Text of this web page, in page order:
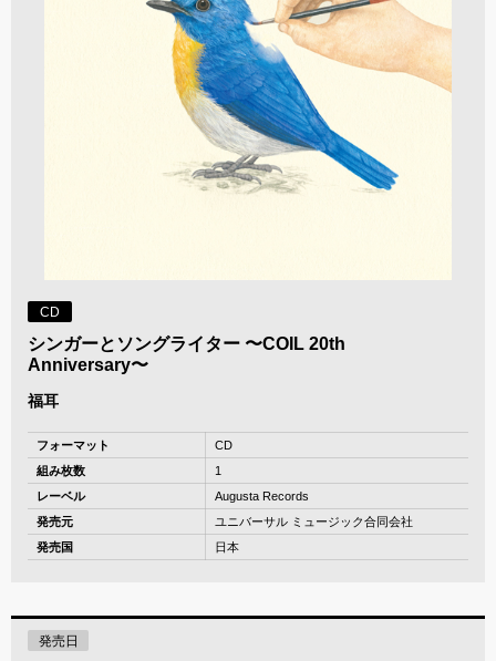
CD
シンガーとソングライター 〜COIL 20th
Anniversary〜
福耳
フォーマット
CD
組み枚数
1
レーベル
Augusta Records
発売元
ユニバーサル ミュージック合同会社
発売国
日本
発売日